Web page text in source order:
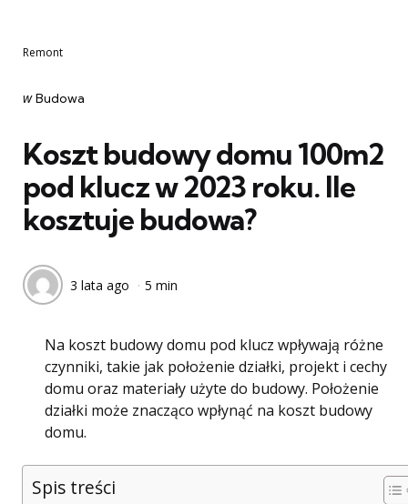
Remont
Categories
post
w Budowa
Koszt budowy domu 100m2
pod klucz w 2023 roku. Ile
kosztuje budowa?
3 lata ago 5 min
Na koszt budowy domu pod klucz wpływają różne
czynniki, takie jak położenie działki, projekt i cechy
domu oraz materiały użyte do budowy. Położenie
działki może znacząco wpłynąć na koszt budowy
domu.
Spis treści